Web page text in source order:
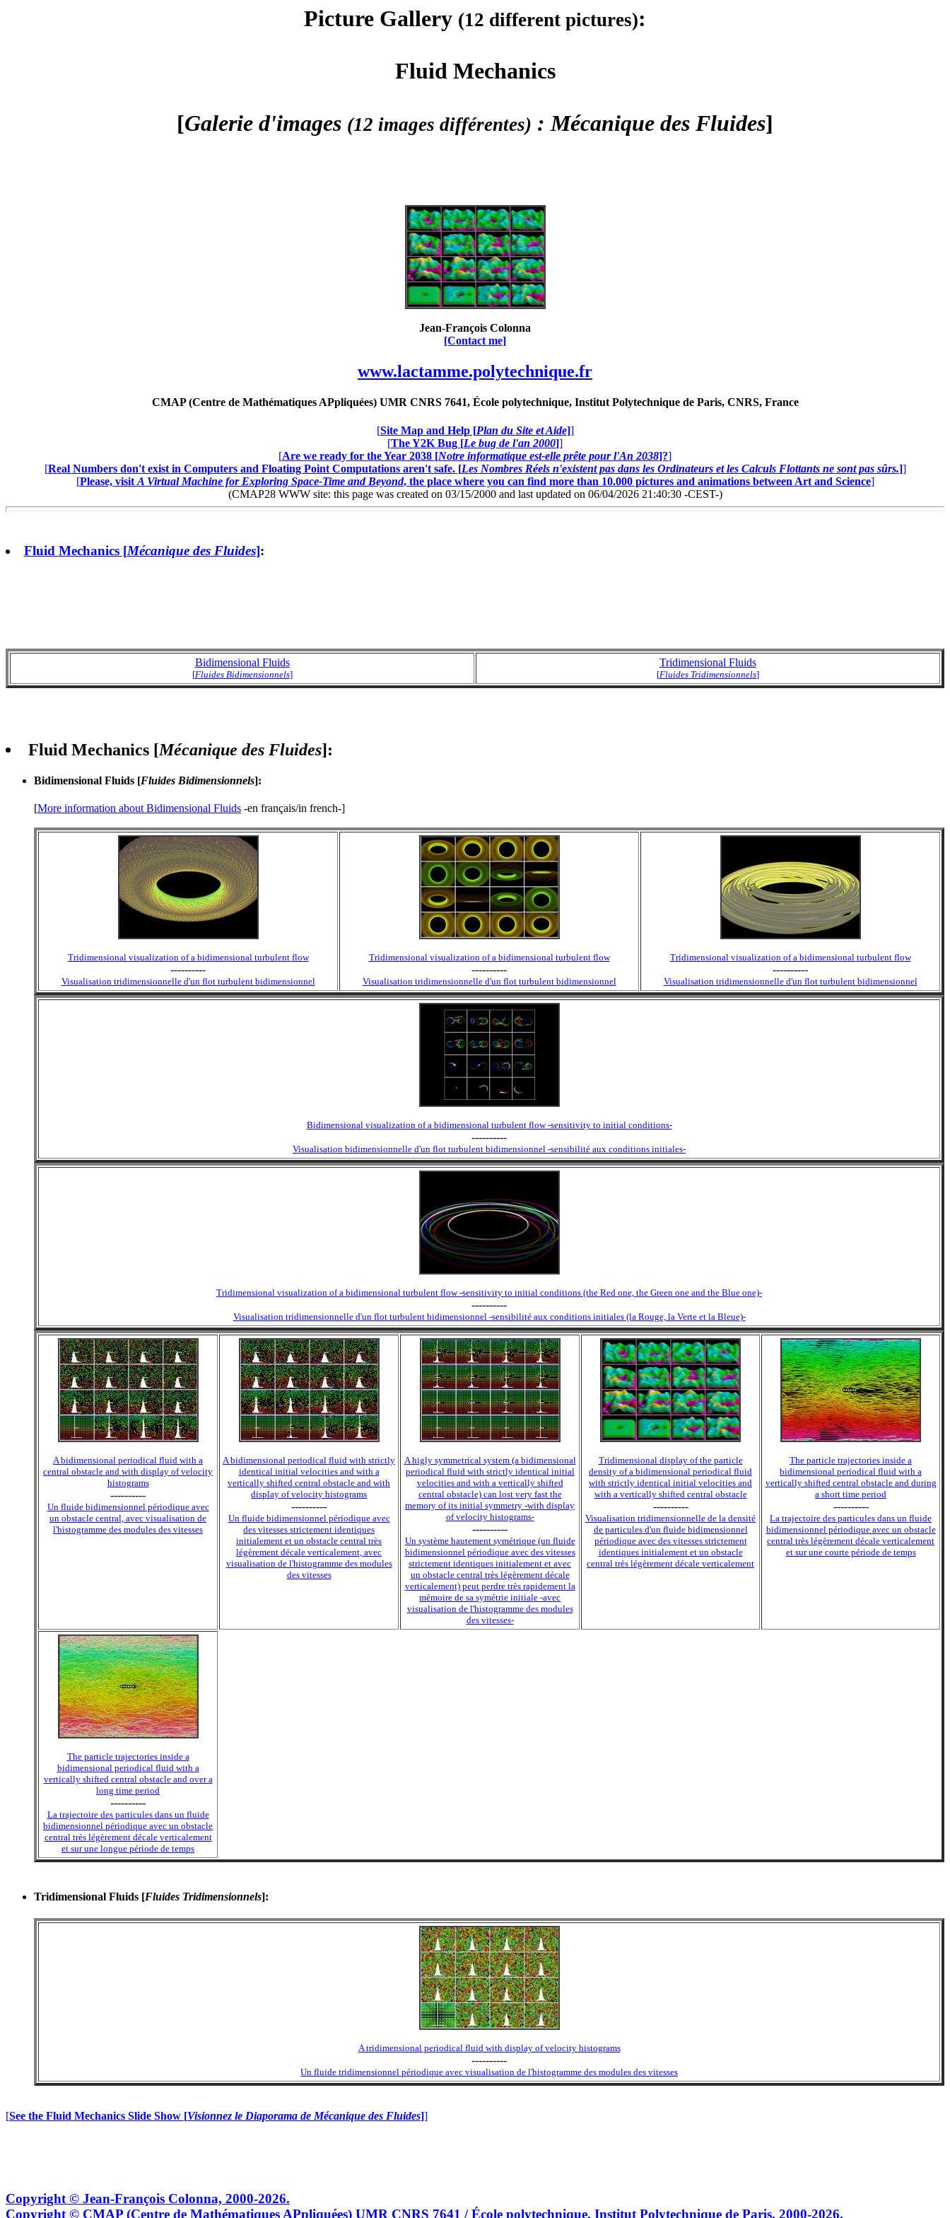
Picture Gallery (12 different pictures):
Fluid Mechanics
[Galerie d'images (12 images différentes) : Mécanique des Fluides]
Jean-François Colonna
[Contact me]
www.lactamme.polytechnique.fr
CMAP (Centre de Mathématiques APpliquées) UMR CNRS 7641, École polytechnique, Institut Polytechnique de Paris, CNRS, France
[Site Map and Help [Plan du Site et Aide]]
[The Y2K Bug [Le bug de l'an 2000]]
[Are we ready for the Year 2038 [Notre informatique est-elle prête pour l'An 2038]?]
[Real Numbers don't exist in Computers and Floating Point Computations aren't safe. [Les Nombres Réels n'existent pas dans les Ordinateurs et les Calculs Flottants ne sont pas sûrs.]]
[Please, visit A Virtual Machine for Exploring Space-Time and Beyond, the place where you can find more than 10.000 pictures and animations between Art and Science]
(CMAP28 WWW site: this page was created on 03/15/2000 and last updated on 06/04/2026 21:40:30 -CEST-)
Fluid Mechanics [Mécanique des Fluides]:
Bidimensional Fluids
[Fluides Bidimensionnels]
Tridimensional Fluids
[Fluides Tridimensionnels]
Fluid Mechanics [Mécanique des Fluides]:
Bidimensional Fluids [Fluides Bidimensionnels]:
[More information about Bidimensional Fluids -en français/in french-]
Tridimensional visualization of a bidimensional turbulent flow
----------
Visualisation tridimensionnelle d'un flot turbulent bidimensionnel
Tridimensional visualization of a bidimensional turbulent flow
----------
Visualisation tridimensionnelle d'un flot turbulent bidimensionnel
Tridimensional visualization of a bidimensional turbulent flow
----------
Visualisation tridimensionnelle d'un flot turbulent bidimensionnel
Bidimensional visualization of a bidimensional turbulent flow -sensitivity to initial conditions-
----------
Visualisation bidimensionnelle d'un flot turbulent bidimensionnel -sensibilité aux conditions initiales-
Tridimensional visualization of a bidimensional turbulent flow -sensitivity to initial conditions (the Red one, the Green one and the Blue one)-
----------
Visualisation tridimensionnelle d'un flot turbulent bidimensionnel -sensibilité aux conditions initiales (la Rouge, la Verte et la Bleue)-
A bidimensional periodical fluid with a
central obstacle and with display of velocity
histograms
----------
Un fluide bidimensionnel périodique avec
un obstacle central, avec visualisation de
l'histogramme des modules des vitesses
A bidimensional periodical fluid with strictly
identical initial velocities and with a
vertically shifted central obstacle and with
display of velocity histograms
----------
Un fluide bidimensionnel périodique avec
des vitesses strictement identiques
initialement et un obstacle central très
légèrement décale verticalement, avec
visualisation de l'histogramme des modules
des vitesses
A higly symmetrical system (a bidimensional
periodical fluid with strictly identical initial
velocities and with a vertically shifted
central obstacle) can lost very fast the
memory of its initial symmetry -with display
of velocity histograms-
----------
Un système hautement symétrique (un fluide
bidimensionnel périodique avec des vitesses
strictement identiques initialement et avec
un obstacle central très légèrement décale
verticalement) peut perdre très rapidement la
mémoire de sa symétrie initiale -avec
visualisation de l'histogramme des modules
des vitesses-
Tridimensional display of the particle
density of a bidimensional periodical fluid
with strictly identical initial velocities and
with a vertically shifted central obstacle
----------
Visualisation tridimensionnelle de la densité
de particules d'un fluide bidimensionnel
périodique avec des vitesses strictement
identiques initialement et un obstacle
central très légèrement décale verticalement
The particle trajectories inside a
bidimensional periodical fluid with a
vertically shifted central obstacle and during
a short time period
----------
La trajectoire des particules dans un fluide
bidimensionnel périodique avec un obstacle
central très légèrement décale verticalement
et sur une courte période de temps
The particle trajectories inside a
bidimensional periodical fluid with a
vertically shifted central obstacle and over a
long time period
----------
La trajectoire des particules dans un fluide
bidimensionnel périodique avec un obstacle
central très légèrement décale verticalement
et sur une longue période de temps
Tridimensional Fluids [Fluides Tridimensionnels]:
A tridimensional periodical fluid with display of velocity histograms
----------
Un fluide tridimensionnel périodique avec visualisation de l'histogramme des modules des vitesses
[See the Fluid Mechanics Slide Show [Visionnez le Diaporama de Mécanique des Fluides]]
Copyright © Jean-François Colonna, 2000-2026.
Copyright © CMAP (Centre de Mathématiques APpliquées) UMR CNRS 7641 / École polytechnique, Institut Polytechnique de Paris, 2000-2026.